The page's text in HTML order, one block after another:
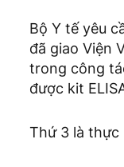
Bộ Y tế yêu
đã giao Viện
trong công
được kit
Thứ 3 là thực